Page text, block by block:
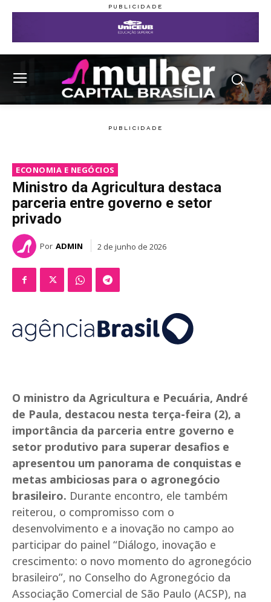
ECONOMIA E NEGÓCIOS
Ministro da Agricultura destaca
parceria entre governo e setor
privado
Por ADMIN 2 de junho de 2026
O ministro da Agricultura e Pecuária, André
de Paula, destacou nesta terça-feira (2), a
importância da parceria entre governo e
setor produtivo para superar desafios e
apresentou um panorama de conquistas e
metas ambiciosas para o agronegócio
brasileiro. Durante encontro, ele também
reiterou, o compromisso com o
desenvolvimento e a inovação no campo ao
participar do painel “Diálogo, inovação e
crescimento: o novo momento do agronegócio
brasileiro”, no Conselho do Agronegócio da
Associação Comercial de São Paulo (ACSP), na